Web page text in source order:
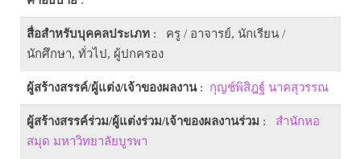
สื่อสำหรับบุคคลประเภท : ครู / อาจารย์, นักเรียน /
นักศึกษา, ทั่วไป, ผู้ปกครอง
ผู้สร้างสรรค์/ผู้แต่ง/เจ้าของผลงาน: กุญช์พิสิฎฐ์ นาคสุวรรณ
ผู้สร้างสรรค์ร่วม/ผู้แต่งร่วม/เจ้าของผลงานร่วม : สำนักหอ
สมุด มหาวิทยาลัยบูรพา